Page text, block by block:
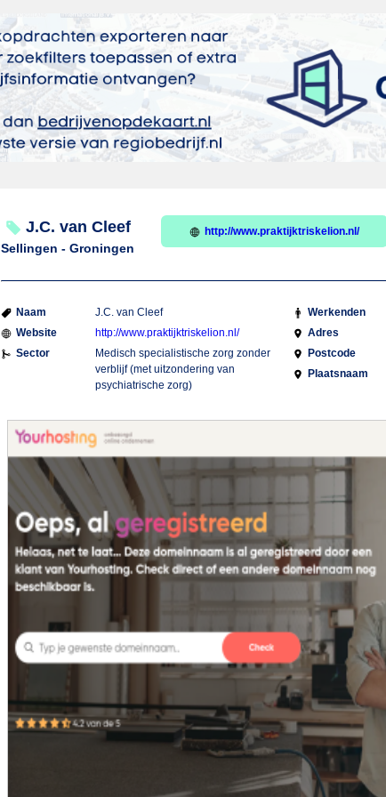
J.C. van Cleef
Sellingen - Groningen
http://www.praktijktriskelion.nl/
Naam
J.C. van Cleef
Website
http://www.praktijktriskelion.nl/
Sector
Medisch specialistische zorg zonder
verblijf (met uitzondering van
psychiatrische zorg)
Werkenden
Adres
Postcode
Plaatsnaam